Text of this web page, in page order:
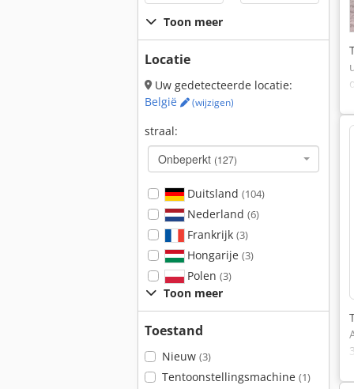
Toon meer
Locatie
Uw gedetecteerde locatie:
België
(wijzigen)
straal:
Onbeperkt (127)
Duitsland (104)
Nederland (6)
Frankrijk (3)
Hongarije (3)
Polen (3)
Toon meer
Toestand
Nieuw (3)
Tentoonstellingsmachine (1)